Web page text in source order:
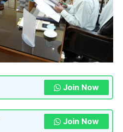
Join Now
Join Now